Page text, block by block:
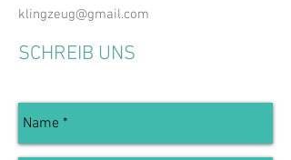
klingzeug@gmail.com
SCHREIB UNS